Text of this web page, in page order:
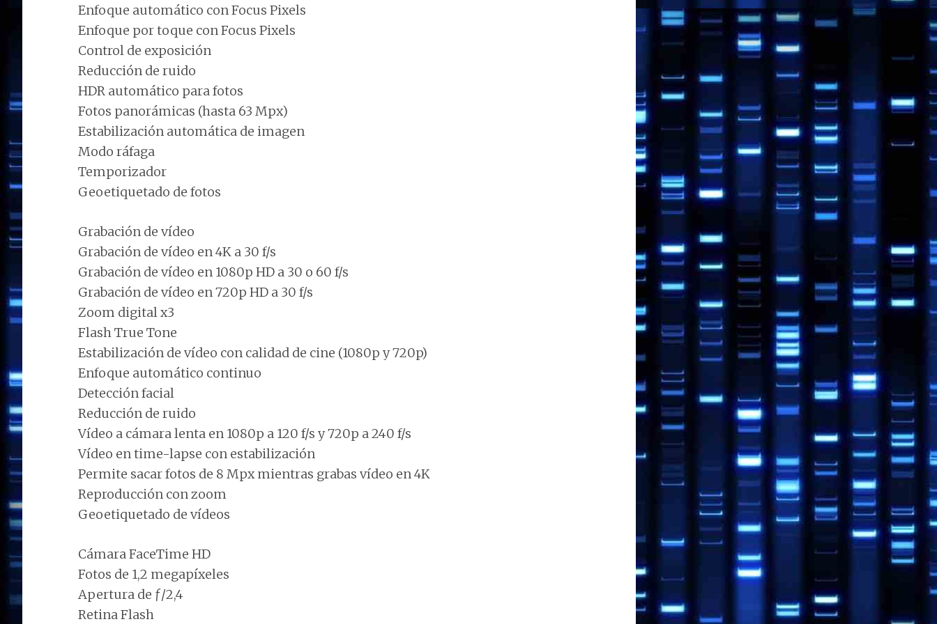
Enfoque automático con Focus Pixels
Enfoque por toque con Focus Pixels
Control de exposición
Reducción de ruido
HDR automático para fotos
Fotos panorámicas (hasta 63 Mpx)
Estabilización automática de imagen
Modo ráfaga
Temporizador
Geoetiquetado de fotos
Grabación de vídeo
Grabación de vídeo en 4K a 30 f/s
Grabación de vídeo en 1080p HD a 30 o 60 f/s
Grabación de vídeo en 720p HD a 30 f/s
Zoom digital x3
Flash True Tone
Estabilización de vídeo con calidad de cine (1080p y 720p)
Enfoque automático continuo
Detección facial
Reducción de ruido
Vídeo a cámara lenta en 1080p a 120 f/s y 720p a 240 f/s
Vídeo en time-lapse con estabilización
Permite sacar fotos de 8 Mpx mientras grabas vídeo en 4K
Reproducción con zoom
Geoetiquetado de vídeos
Cámara FaceTime HD
Fotos de 1,2 megapíxeles
Apertura de ƒ/2,4
Retina Flash